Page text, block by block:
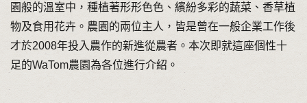
園般的溫室中，種植著形形色色、繽紛多彩的蔬菜、香草植
物及食用花卉。農園的兩位主人，皆是曾在一般企業工作後
才於2008年投入農作的新進從農者。本次即就這座個性十
足的WaTom農園為各位進行介紹。